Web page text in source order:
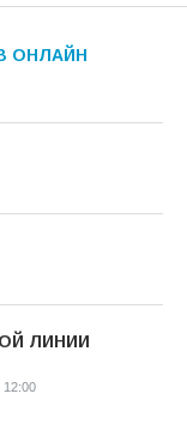
ОНЛАЙН
ЛИНИИ
12:00